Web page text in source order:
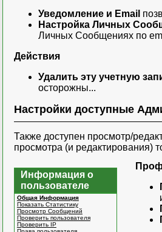
Уведомление и Email
Настройка Личных
Личных Сообщениях по
Действия
Удалить эту учетную
осторожны...
Настройки доступные
Также доступен просмотр/
просмотра (и редактирования)
Информация о
пользователе
Общая Информация
Показать Статистику
Просмотр Сообщений
Проверить пользователя
Проверить IP